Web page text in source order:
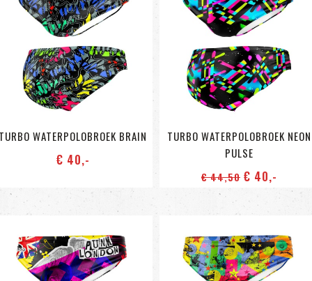
WATERPOLOBROEK BRAIN
€ 40,-
TURBO WATERPOLOBROEK NEON
PULSE
€ 44,50 € 40,-